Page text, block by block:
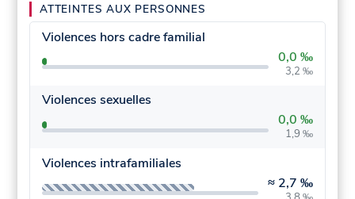
ATTEINTES AUX PERSONNES
Violences hors cadre familial
0,0 ‰
3,2 ‰
Violences sexuelles
0,0 ‰
1,9 ‰
Violences intrafamiliales
≈ 2,7 ‰